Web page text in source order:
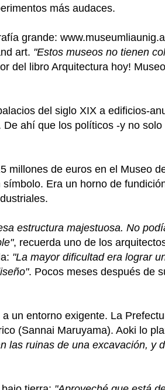
más audaces.
grande:
art. "Estos museos no tienen
del libro Arquitectura hoy!
del siglo XIX a edificios-
ahí que los políticos -y no
millones de euros en el Museo
Era un horno de
estructura majestuosa. No
, recuerda uno de los
"La mayor dificultad era lograr
. Pocos meses después de
un entorno exigente. La
(Sannai Maruyama). Aoki lo
las ruinas de una excavación, y